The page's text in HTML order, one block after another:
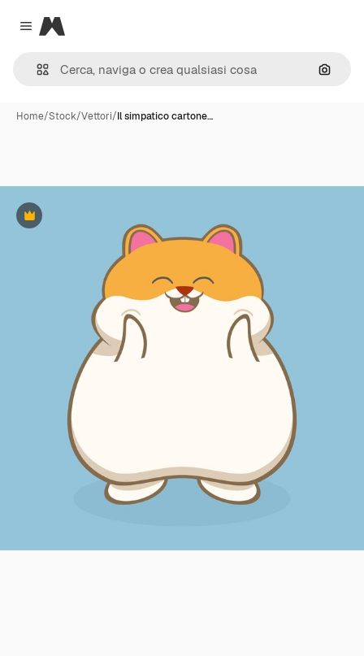
Close menu
Magnific
Cerca
Home/Stock/Vettori/Il simpatico cartone…
Premium